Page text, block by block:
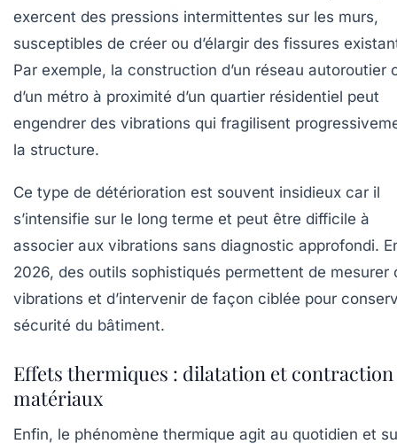
exercent des pressions intermittentes sur les murs,
susceptibles de créer ou d’élargir des fissures
Par exemple, la construction d’un réseau autoroutier
d’un métro à proximité d’un quartier résidentiel peut
engendrer des vibrations qui fragilisent
la structure.
Ce type de détérioration est souvent insidieux car il
s’intensifie sur le long terme et peut être difficile à
associer aux vibrations sans diagnostic approfondi.
2026, des outils sophistiqués permettent de mesurer
vibrations et d’intervenir de façon ciblée pour
sécurité du bâtiment.
Effets thermiques : dilatation et contraction
matériaux
Enfin, le phénomène thermique agit au quotidien et